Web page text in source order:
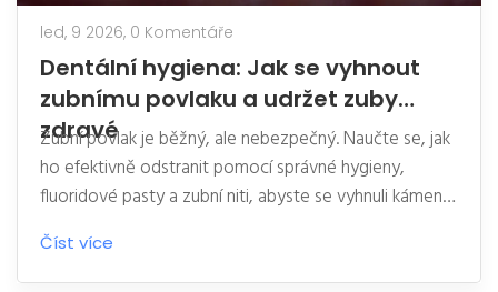
led, 9 2026, 0 Komentáře
Dentální hygiena: Jak se vyhnout
zubnímu povlaku a udržet zuby
zdravé
Zubní povlak je běžný, ale nebezpečný. Naučte se, jak
ho efektivně odstranit pomocí správné hygieny,
fluoridové pasty a zubní niti, abyste se vyhnuli kámen,
zánětům a ztrátě zubů.
Číst více